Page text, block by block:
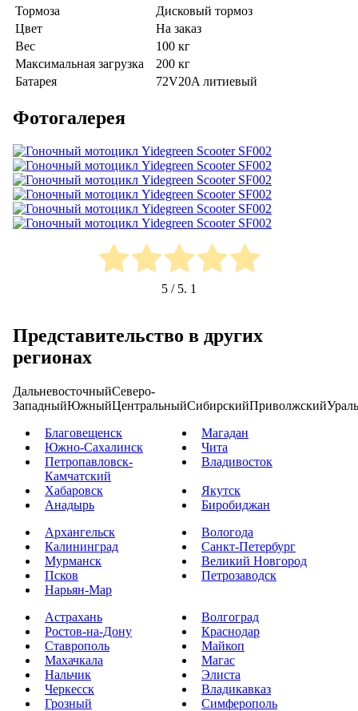
Тормоза
Дисковый тормоз
Цвет
На заказ
Вес
100 кг
Максимальная загрузка
200 кг
Батарея
72V20A литиевый
Фотогалерея
5 / 5. 1
Представительство в других
регионах
ДальневосточныйСеверо-
ЗападныйЮжныйЦентральныйСибирскийПриволжский
Благовещенск
Магадан
Южно-Сахалинск
Чита
Петропавловск-
Камчатский
Владивосток
Хабаровск
Якутск
Анадырь
Биробиджан
Архангельск
Вологода
Калининград
Санкт-Петербург
Мурманск
Великий Новгород
Псков
Петрозаводск
Нарьян-Мар
Астрахань
Волгоград
Ростов-на-Дону
Краснодар
Ставрополь
Майкоп
Махачкала
Магас
Нальчик
Элиста
Черкесск
Владикавказ
Грозный
Симферополь